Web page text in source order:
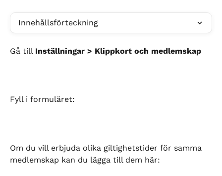
Innehållsförteckning
Gå till Inställningar > Klippkort och medlemskap
Fyll i formuläret:
Om du vill erbjuda olika giltighetstider för samma
medlemskap kan du lägga till dem här: